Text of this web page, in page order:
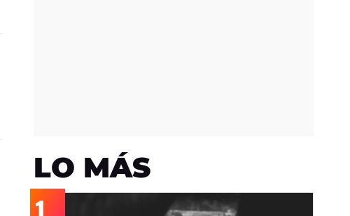
LO MÁS